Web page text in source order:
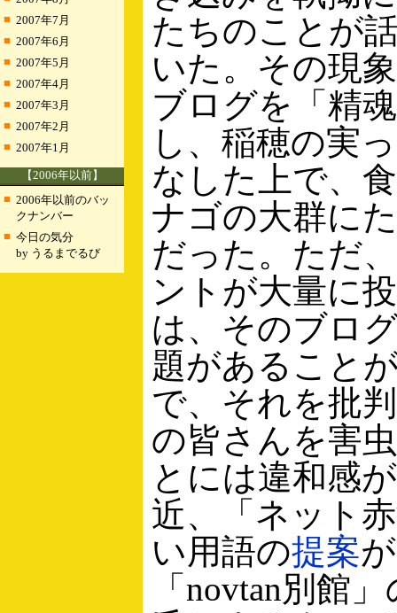
■ 2007年7月
■ 2007年6月
■ 2007年5月
■ 2007年4月
■ 2007年3月
■ 2007年2月
■ 2007年1月
【2006年以前】
■ 2006年以前のバッ
クナンバー
■ 今日の気分
by うるまでるび
たちのことが
いた。その現
ブログを「精
し、稲穂の実
なした上で、
ナゴの大群に
だった。ただ
ントが大量に
は、そのブロ
題があること
で、それを批
の皆さんを害
とには違和感
近、「ネット
い用語の提案
「novtan別館